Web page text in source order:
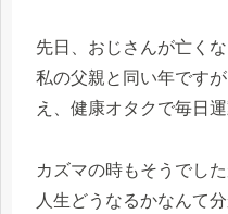
先日、おじさんが亡くな
私の父親と同い年です
え、健康オタクで毎日
カズマの時もそうでした
人生どうなるかなんて分